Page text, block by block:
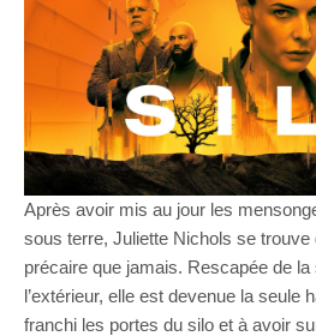
Après avoir mis au jour les
sous terre, Juliette Nichols se trouve
précaire que jamais. Rescapée de
l’extérieur, elle est devenue la seule
franchi les portes du silo et à avoir